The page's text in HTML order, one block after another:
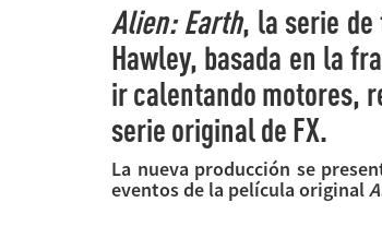
Alien: Earth, la serie
Hawley, basada en la
ir calentando motores,
serie original de FX.
La nueva producción se
eventos de la película original